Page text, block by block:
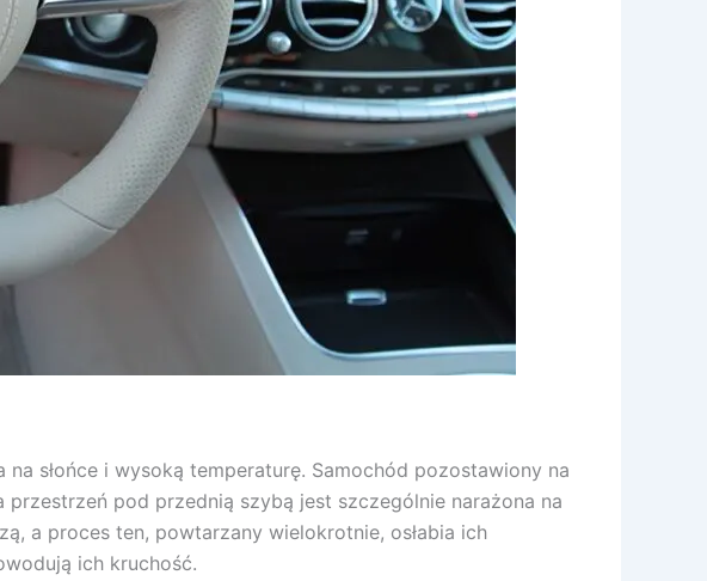
słońce i wysoką temperaturę. Samochód pozostawiony na
pod przednią szybą jest szczególnie narażona na
a proces ten, powtarzany wielokrotnie, osłabia ich
ich kruchość.